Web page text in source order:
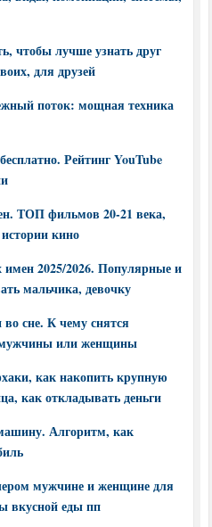
чтобы лучше узнать друг
для друзей
поток: мощная техника
Рейтинг YouTube
ТОП фильмов 20-21 века,
кино
2025/2026. Популярные и
мальчика, девочку
во сне. К чему снятся
мужчины или женщины
как накопить крупную
как откладывать деньги
Алгоритм, как
мужчине и женщине для
вкусной еды пп